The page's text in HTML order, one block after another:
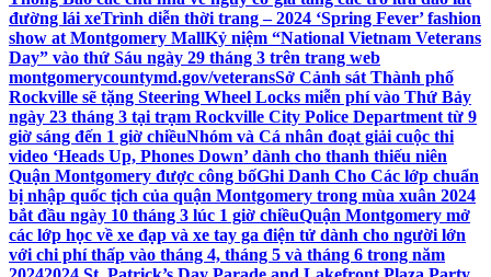
đường lái xeTrình diễn thời trang – 2024 ‘Spring Fever’ fashion
show at Montgomery MallKỷ niệm “National Vietnam Veterans
Day” vào thứ Sáu ngày 29 tháng 3 trên trang web
montgomerycountymd.gov/veteransSở Cảnh sát Thành phố
Rockville sẽ tặng Steering Wheel Locks miễn phí vào Thứ Bảy
ngày 23 tháng 3 tại trạm Rockville City Police Department từ 9
giờ sáng đến 1 giờ chiềuNhóm và Cá nhân đoạt giải cuộc thi
video ‘Heads Up, Phones Down’ dành cho thanh thiếu niên
Quận Montgomery được công bốGhi Danh Cho Các lớp chuẩn
bị nhập quốc tịch của quận Montgomery trong mùa xuân 2024
bắt đầu ngày 10 tháng 3 lúc 1 giờ chiềuQuận Montgomery mở
các lớp học về xe đạp và xe tay ga điện tử dành cho người lớn
với chi phí thấp vào tháng 4, tháng 5 và tháng 6 trong năm